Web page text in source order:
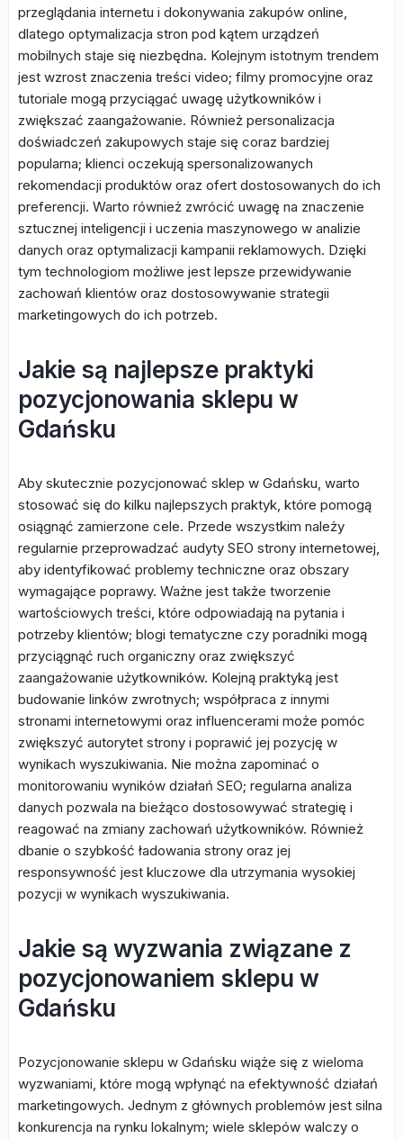
przeglądania internetu i dokonywania zakupów online,
dlatego optymalizacja stron pod kątem urządzeń
mobilnych staje się niezbędna. Kolejnym istotnym trendem
jest wzrost znaczenia treści video; filmy promocyjne oraz
tutoriale mogą przyciągać uwagę użytkowników i
zwiększać zaangażowanie. Również personalizacja
doświadczeń zakupowych staje się coraz bardziej
popularna; klienci oczekują spersonalizowanych
rekomendacji produktów oraz ofert dostosowanych do ich
preferencji. Warto również zwrócić uwagę na znaczenie
sztucznej inteligencji i uczenia maszynowego w analizie
danych oraz optymalizacji kampanii reklamowych. Dzięki
tym technologiom możliwe jest lepsze przewidywanie
zachowań klientów oraz dostosowywanie strategii
marketingowych do ich potrzeb.
Jakie są najlepsze praktyki
pozycjonowania sklepu w
Gdańsku
Aby skutecznie pozycjonować sklep w Gdańsku, warto
stosować się do kilku najlepszych praktyk, które pomogą
osiągnąć zamierzone cele. Przede wszystkim należy
regularnie przeprowadzać audyty SEO strony internetowej,
aby identyfikować problemy techniczne oraz obszary
wymagające poprawy. Ważne jest także tworzenie
wartościowych treści, które odpowiadają na pytania i
potrzeby klientów; blogi tematyczne czy poradniki mogą
przyciągnąć ruch organiczny oraz zwiększyć
zaangażowanie użytkowników. Kolejną praktyką jest
budowanie linków zwrotnych; współpraca z innymi
stronami internetowymi oraz influencerami może pomóc
zwiększyć autorytet strony i poprawić jej pozycję w
wynikach wyszukiwania. Nie można zapominać o
monitorowaniu wyników działań SEO; regularna analiza
danych pozwala na bieżąco dostosowywać strategię i
reagować na zmiany zachowań użytkowników. Również
dbanie o szybkość ładowania strony oraz jej
responsywność jest kluczowe dla utrzymania wysokiej
pozycji w wynikach wyszukiwania.
Jakie są wyzwania związane z
pozycjonowaniem sklepu w
Gdańsku
Pozycjonowanie sklepu w Gdańsku wiąże się z wieloma
wyzwaniami, które mogą wpłynąć na efektywność działań
marketingowych. Jednym z głównych problemów jest silna
konkurencja na rynku lokalnym; wiele sklepów walczy o